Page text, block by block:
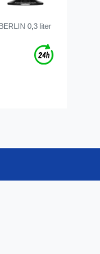
0,3 liter